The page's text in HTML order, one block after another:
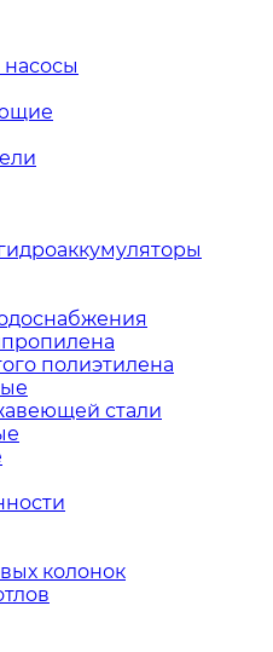
полиэтилена
стали
колонок